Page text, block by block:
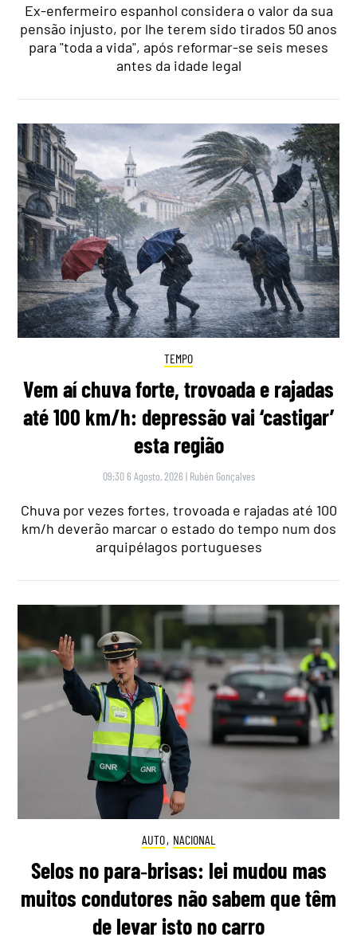
Ex-enfermeiro espanhol considera o valor da sua
pensão injusto, por lhe terem sido tirados 50 anos
para "toda a vida", após reformar-se seis meses
antes da idade legal
TEMPO
Vem aí chuva forte, trovoada e rajadas
até 100 km/h: depressão vai ‘castigar’
esta região
09:30 6 Agosto, 2026 | Rubén Gonçalves
Chuva por vezes fortes, trovoada e rajadas até 100
km/h deverão marcar o estado do tempo num dos
arquipélagos portugueses
AUTO, NACIONAL
Selos no para‑brisas: lei mudou mas
muitos condutores não sabem que têm
de levar isto no carro